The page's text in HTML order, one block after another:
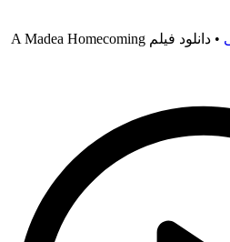
•
دانلود فیلم A Madea Homecoming